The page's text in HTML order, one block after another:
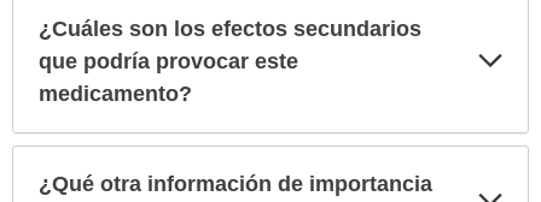
¿Cuáles son los efectos secundarios
que podría provocar este
medicamento?
¿Qué otra información de importancia